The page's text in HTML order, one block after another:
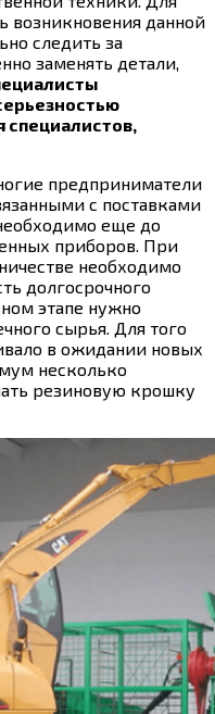
возникновения данной
следить за
заменять детали,
специалистов,
предприниматели
с поставками
еще до
приборов. При
необходимо
долгосрочного
этапе нужно
сырья. Для того
в ожидании новых
несколько
резиновую крошку